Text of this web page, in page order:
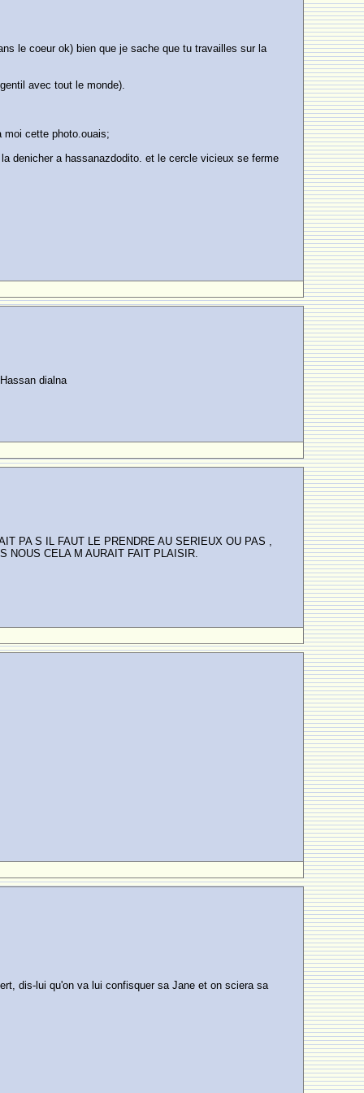
le coeur ok) bien que je sache que tu travailles sur la
avec tout le monde).
moi cette photo.ouais;
denicher a hassanazdodito. et le cercle vicieux se ferme
dialna
PA S IL FAUT LE PRENDRE AU SERIEUX OU PAS ,
NOUS CELA M AURAIT FAIT PLAISIR.
dis-lui qu'on va lui confisquer sa Jane et on sciera sa